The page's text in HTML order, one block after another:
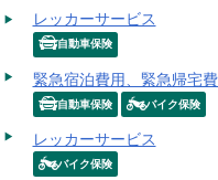
レッカーサービス
自動車保険
緊急宿泊費用、緊急帰宅
自動車保険 バイク保険
レッカーサービス
バイク保険